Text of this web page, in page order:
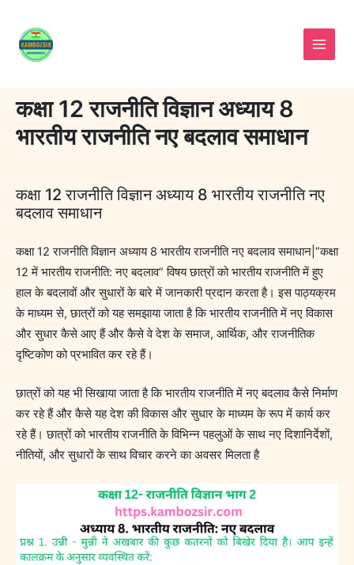
content
कक्षा 12 राजनीति विज्ञान अध्याय 8
भारतीय राजनीति नए बदलाव समाधान
कक्षा 12 राजनीति विज्ञान अध्याय 8 भारतीय राजनीति नए
बदलाव समाधान
कक्षा 12 राजनीति विज्ञान अध्याय 8 भारतीय राजनीति नए बदलाव समाधान|”कक्षा
12 में भारतीय राजनीति: नए बदलाव” विषय छात्रों को भारतीय राजनीति में हुए
हाल के बदलावों और सुधारों के बारे में जानकारी प्रदान करता है। इस पाठ्यक्रम
के माध्यम से, छात्रों को यह समझाया जाता है कि भारतीय राजनीति में नए विकास
और सुधार कैसे आए हैं और कैसे वे देश के समाज, आर्थिक, और राजनीतिक
दृष्टिकोण को प्रभावित कर रहे हैं।
छात्रों को यह भी सिखाया जाता है कि भारतीय राजनीति में नए बदलाव कैसे निर्माण
कर रहे हैं और कैसे यह देश की विकास और सुधार के माध्यम के रूप में कार्य कर
रहे हैं। छात्रों को भारतीय राजनीति के विभिन्न पहलुओं के साथ नए दिशानिर्देशों,
नीतियों, और सुधारों के साथ विचार करने का अवसर मिलता है